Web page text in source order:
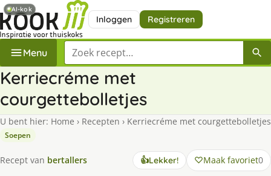
Inloggen Registreren
Menu Zoek een recept
Kerriecréme met
courgettebolletjes
U bent hier: Home › Recepten › Kerriecréme met courgettebolletjes
Soepen
Recept van bertallers 👍Lekker! Maak favoriet0
AI-kok